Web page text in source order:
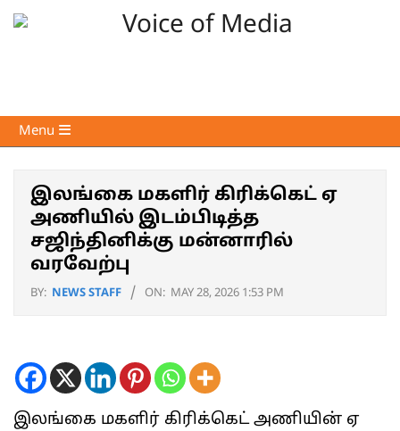
Skip
Voice
of
Primary
Navigation
Menu
இலங்கை மகளிர் கிரிக்கெட் ஏ
அணியில் இடம்பிடித்த
சஜிந்தினிக்கு மன்னாரில்
வரவேற்பு
BY: NEWS STAFF ON: MAY 28, 2026 1:53 PM
இலங்கை மகளிர் கிரிக்கெட் அணியின் ஏ